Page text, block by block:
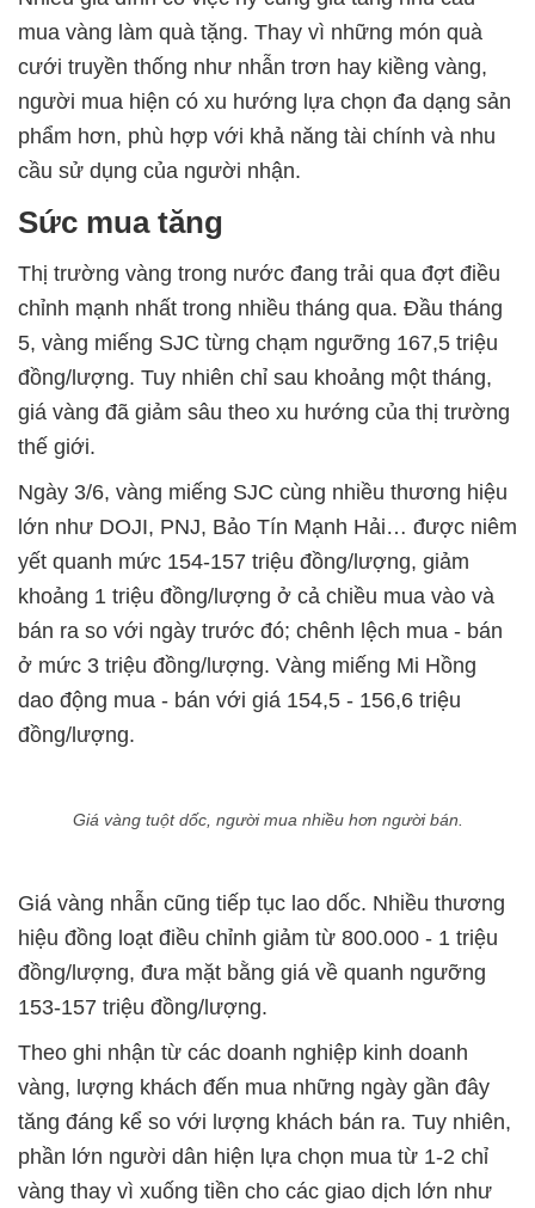
mua vàng làm quà tặng. Thay vì những món quà
cưới truyền thống như nhẫn trơn hay kiềng vàng,
người mua hiện có xu hướng lựa chọn đa dạng sản
phẩm hơn, phù hợp với khả năng tài chính và nhu
cầu sử dụng của người nhận.
Sức mua tăng
Thị trường vàng trong nước đang trải qua đợt điều
chỉnh mạnh nhất trong nhiều tháng qua. Đầu tháng
5, vàng miếng SJC từng chạm ngưỡng 167,5 triệu
đồng/lượng. Tuy nhiên chỉ sau khoảng một tháng,
giá vàng đã giảm sâu theo xu hướng của thị trường
thế giới.
Ngày 3/6, vàng miếng SJC cùng nhiều thương hiệu
lớn như DOJI, PNJ, Bảo Tín Mạnh Hải… được niêm
yết quanh mức 154-157 triệu đồng/lượng, giảm
khoảng 1 triệu đồng/lượng ở cả chiều mua vào và
bán ra so với ngày trước đó; chênh lệch mua - bán
ở mức 3 triệu đồng/lượng. Vàng miếng Mi Hồng
dao động mua - bán với giá 154,5 - 156,6 triệu
đồng/lượng.
Giá vàng tuột dốc, người mua nhiều hơn người bán.
Giá vàng nhẫn cũng tiếp tục lao dốc. Nhiều thương
hiệu đồng loạt điều chỉnh giảm từ 800.000 - 1 triệu
đồng/lượng, đưa mặt bằng giá về quanh ngưỡng
153-157 triệu đồng/lượng.
Theo ghi nhận từ các doanh nghiệp kinh doanh
vàng, lượng khách đến mua những ngày gần đây
tăng đáng kể so với lượng khách bán ra. Tuy nhiên,
phần lớn người dân hiện lựa chọn mua từ 1-2 chỉ
vàng thay vì xuống tiền cho các giao dịch lớn như